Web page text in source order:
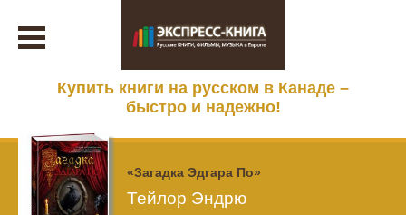
Купить книги на русском в Канаде –
быстро и надежно!
«Загадка Эдгара По»
Тейлор Эндрю